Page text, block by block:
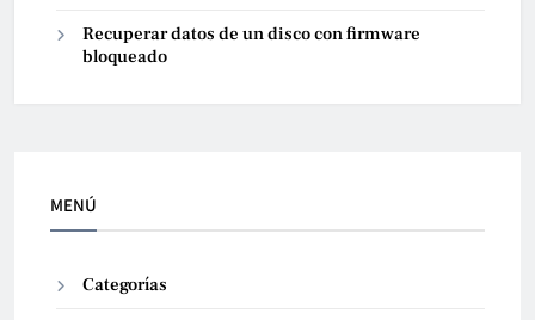
Recuperar datos de un disco con firmware
bloqueado
MENÚ
Categorías